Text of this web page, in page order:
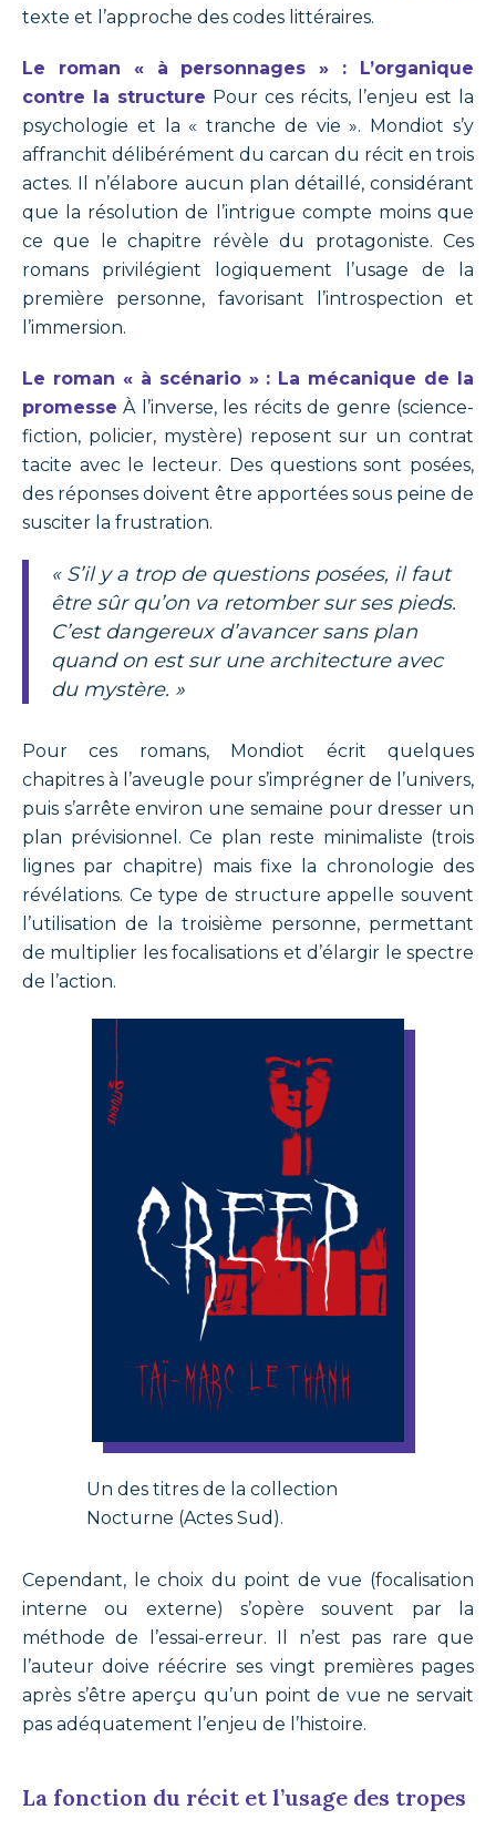
texte et l’approche des codes littéraires.
Le roman « à personnages » : L’organique
contre la structure Pour ces récits, l’enjeu est la
psychologie et la « tranche de vie ». Mondiot s’y
affranchit délibérément du carcan du récit en trois
actes. Il n’élabore aucun plan détaillé, considérant
que la résolution de l’intrigue compte moins que
ce que le chapitre révèle du protagoniste. Ces
romans privilégient logiquement l’usage de la
première personne, favorisant l’introspection et
l’immersion.
Le roman « à scénario » : La mécanique de la
promesse À l’inverse, les récits de genre (science-
fiction, policier, mystère) reposent sur un contrat
tacite avec le lecteur. Des questions sont posées,
des réponses doivent être apportées sous peine de
susciter la frustration.
« S’il y a trop de questions posées, il faut
être sûr qu’on va retomber sur ses pieds.
C’est dangereux d’avancer sans plan
quand on est sur une architecture avec
du mystère. »
Pour ces romans, Mondiot écrit quelques
chapitres à l’aveugle pour s’imprégner de l’univers,
puis s’arrête environ une semaine pour dresser un
plan prévisionnel. Ce plan reste minimaliste (trois
lignes par chapitre) mais fixe la chronologie des
révélations. Ce type de structure appelle souvent
l’utilisation de la troisième personne, permettant
de multiplier les focalisations et d’élargir le spectre
de l’action.
Un des titres de la collection
Nocturne (Actes Sud).
Cependant, le choix du point de vue (focalisation
interne ou externe) s’opère souvent par la
méthode de l’essai-erreur. Il n’est pas rare que
l’auteur doive réécrire ses vingt premières pages
après s’être aperçu qu’un point de vue ne servait
pas adéquatement l’enjeu de l’histoire.
La fonction du récit et l’usage des tropes